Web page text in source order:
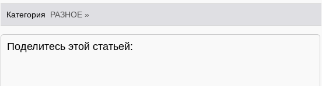
Категория РАЗНОЕ »
Поделитесь этой статьей: